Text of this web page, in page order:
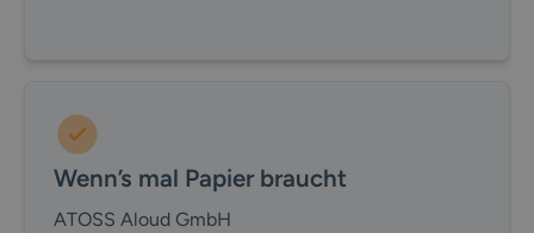
Wenn’s mal Papier braucht
ATOSS Aloud GmbH